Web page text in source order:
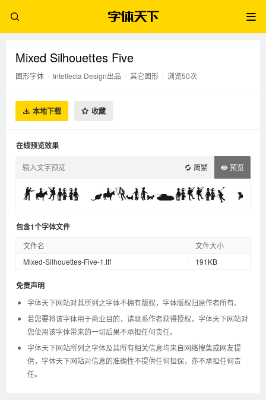
Mixed Silhouettes Five
图形字体 Intellecta Design出品 其它图形 浏览50次
本地下载 收藏
在线预览效果
简繁 预览
包含1个字体文件
文件名
文件大小
Mixed-Silhouettes-Five-1.ttf
191KB
免责声明
字体天下网站对其所列之字体不拥有版权，字体版权归原作者所有。
若您要将该字体用于商业目的，请联系作者获得授权，字体天下网站对
您使用该字体带来的一切后果不承担任何责任。
字体天下网站所列之字体及其所有相关信息均来自网络搜集或网友提
供，字体天下网站对信息的准确性不提供任何担保，亦不承担任何责
任。